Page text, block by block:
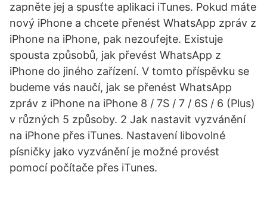
zapněte jej a spusťte aplikaci iTunes. Pokud máte
nový iPhone a chcete přenést WhatsApp zpráv z
iPhone na iPhone, pak nezoufejte. Existuje
spousta způsobů, jak převést WhatsApp z
iPhone do jiného zařízení. V tomto příspěvku se
budeme vás naučí, jak se přenést WhatsApp
zpráv z iPhone na iPhone 8 / 7S / 7 / 6S / 6 (Plus)
v různých 5 způsoby. 2 Jak nastavit vyzvánění
na iPhone přes iTunes. Nastavení libovolné
písničky jako vyzvánění je možné provést
pomocí počítače přes iTunes.